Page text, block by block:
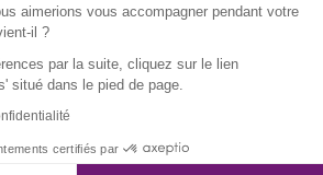
de Coton Doux : nouvelles
et ventes privées...
aimerions vous accompagner pendant votre
il ?
par la suite, cliquez sur le lien
situé dans le pied de page.
certifiés par